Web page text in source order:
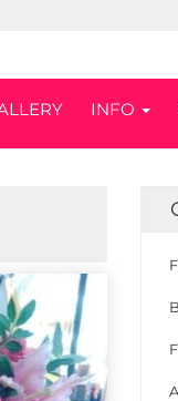
INFO